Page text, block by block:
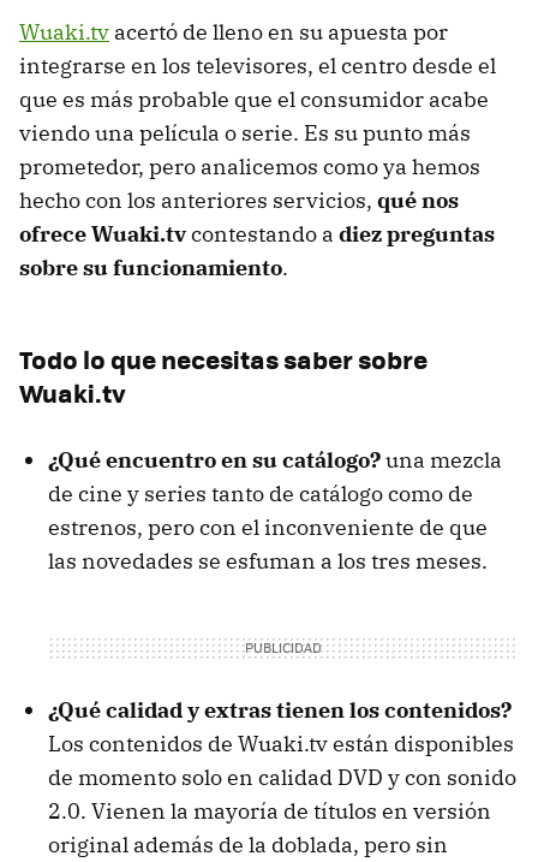
Wuaki.tv acertó de lleno en su apuesta por
integrarse en los televisores, el centro desde el
que es más probable que el consumidor acabe
viendo una película o serie. Es su punto más
prometedor, pero analicemos como ya hemos
hecho con los anteriores servicios, qué nos
ofrece Wuaki.tvcontestando a diez preguntas
sobre su funcionamiento.
Todo lo que necesitas saber sobre
Wuaki.tv
¿Qué encuentro en su catálogo?una mezcla
de cine y series tanto de catálogo como de
estrenos, pero con el inconveniente de que
las novedades se esfuman a los tres meses.
¿Qué calidad y extras tienen los contenidos?
Los contenidos de Wuaki.tv están disponibles
de momento solo en calidad DVD y con sonido
2.0. Vienen la mayoría de títulos en versión
original además de la doblada, pero sin